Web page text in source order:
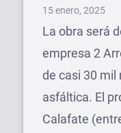
Publicado
el
15 enero, 2025
La obra será
empresa 2
de casi 30 mil
asfáltica. El
Calafate